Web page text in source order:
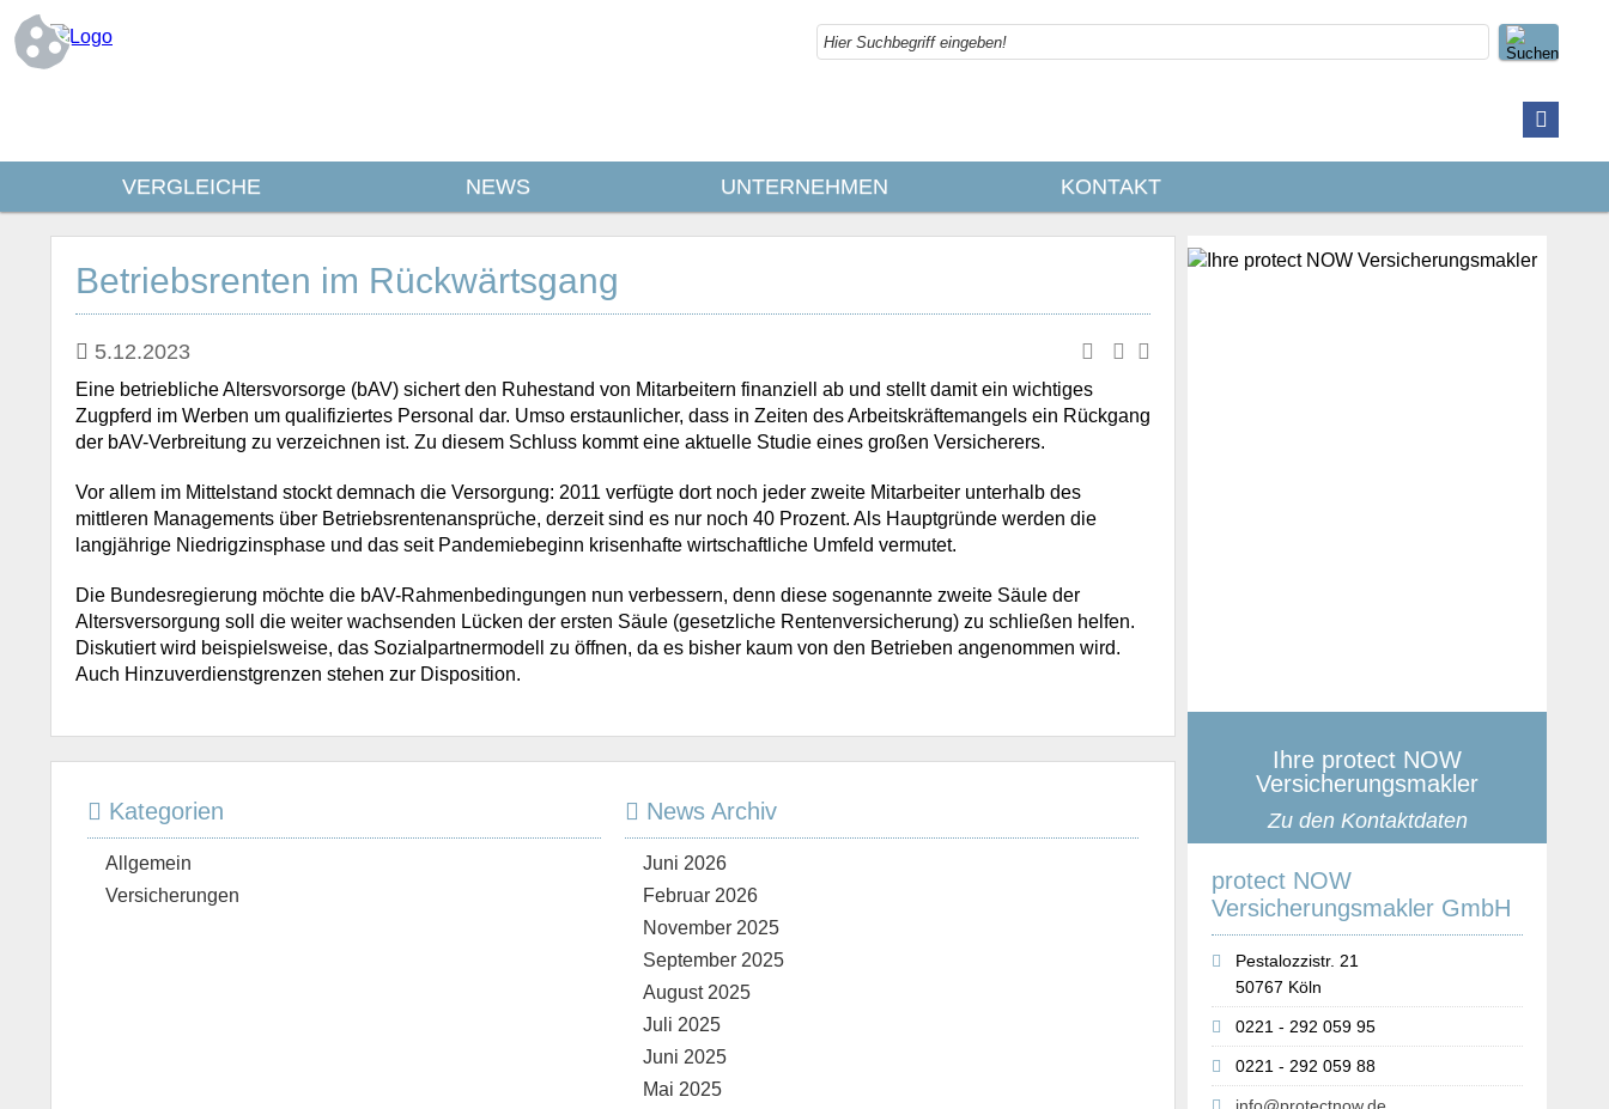
VERGLEICHE NEWS UNTERNEHMEN KONTAKT
Ihre protect NOW
Versicherungsmakler
Zu den Kontaktdaten
protect NOW
Versicherungsmakler GmbH
Pestalozzistr. 21
50767 Köln
0221 - 292 059 95
0221 - 292 059 88
Betriebsrenten im Rückwärtsgang
5.12.2023
Eine betriebliche Altersvorsorge (bAV) sichert den Ruhestand von Mitarbeitern finanziell ab und stellt damit ein wichtiges
Zugpferd im Werben um qualifiziertes Personal dar. Umso erstaunlicher, dass in Zeiten des Arbeitskräftemangels ein Rückgang
der bAV-Verbreitung zu verzeichnen ist. Zu diesem Schluss kommt eine aktuelle Studie eines großen Versicherers.
Vor allem im Mittelstand stockt demnach die Versorgung: 2011 verfügte dort noch jeder zweite Mitarbeiter unterhalb des
mittleren Managements über Betriebsrentenansprüche, derzeit sind es nur noch 40 Prozent. Als Hauptgründe werden die
langjährige Niedrigzinsphase und das seit Pandemiebeginn krisenhafte wirtschaftliche Umfeld vermutet.
Die Bundesregierung möchte die bAV-Rahmenbedingungen nun verbessern, denn diese sogenannte zweite Säule der
Altersversorgung soll die weiter wachsenden Lücken der ersten Säule (gesetzliche Rentenversicherung) zu schließen helfen.
Diskutiert wird beispielsweise, das Sozialpartnermodell zu öffnen, da es bisher kaum von den Betrieben angenommen wird.
Auch Hinzuverdienstgrenzen stehen zur Disposition.
Kategorien
Allgemein
Versicherungen
News Archiv
Juni 2026
Februar 2026
November 2025
September 2025
August 2025
Juli 2025
Juni 2025
Mai 2025